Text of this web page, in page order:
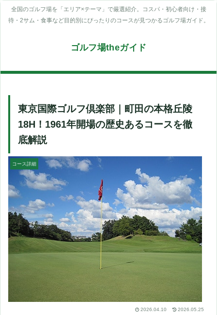
全国のゴルフ場を「エリア×テーマ」で厳選紹介。コスパ・初心者向け・接
待・2サム・食事など目的別にぴったりのコースが見つかるゴルフ場ガイド。
ゴルフ場theガイド
東京国際ゴルフ倶楽部｜町田の本格丘陵
18H！1961年開場の歴史あるコースを徹
底解説
コース詳細
2026.04.10 2026.05.25